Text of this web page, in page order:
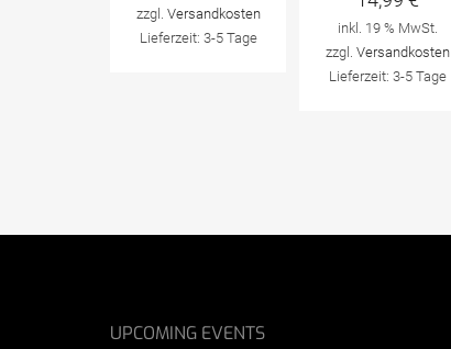
zzgl. Versandkosten
Lieferzeit: 3-5 Tage
inkl. 19 % MwSt.
zzgl. Versandkosten
Lieferzeit: 3-5 Tage
UPCOMING EVENTS